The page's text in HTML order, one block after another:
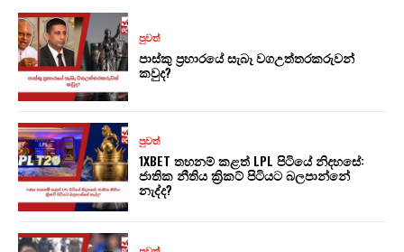
පුවත්
පාස්කු ප්‍රහාරයේ සැබෑ වගඋත්තරකරුවන්
කවුද?
පුවත්
1XBET තහනම් කළත් LPL පිටියේ නිදහසේ:
ජාතික නීතිය ක්‍රිකට් පිටියට බලපාන්නේ
නැද්ද?